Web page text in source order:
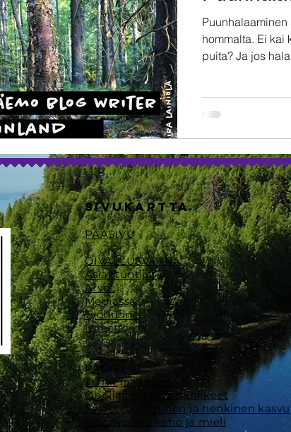
hommalta. Ei kai
puita? Ja jos
SIVUKARTTA
PÄÄSIVU
OIVALLUSVAARA
Asiantuntijat
Arvot
Mediassa
Työhuone
Esteettömyys ja saavutettavuus
Metsänomistajille
PALVELUT
Tiimit ja yhteisöt
Oppilaitokset ja hankkeet
Taidot, oppiminen ja henkinen kasvu
Hyvinvoinva keho ja mieli